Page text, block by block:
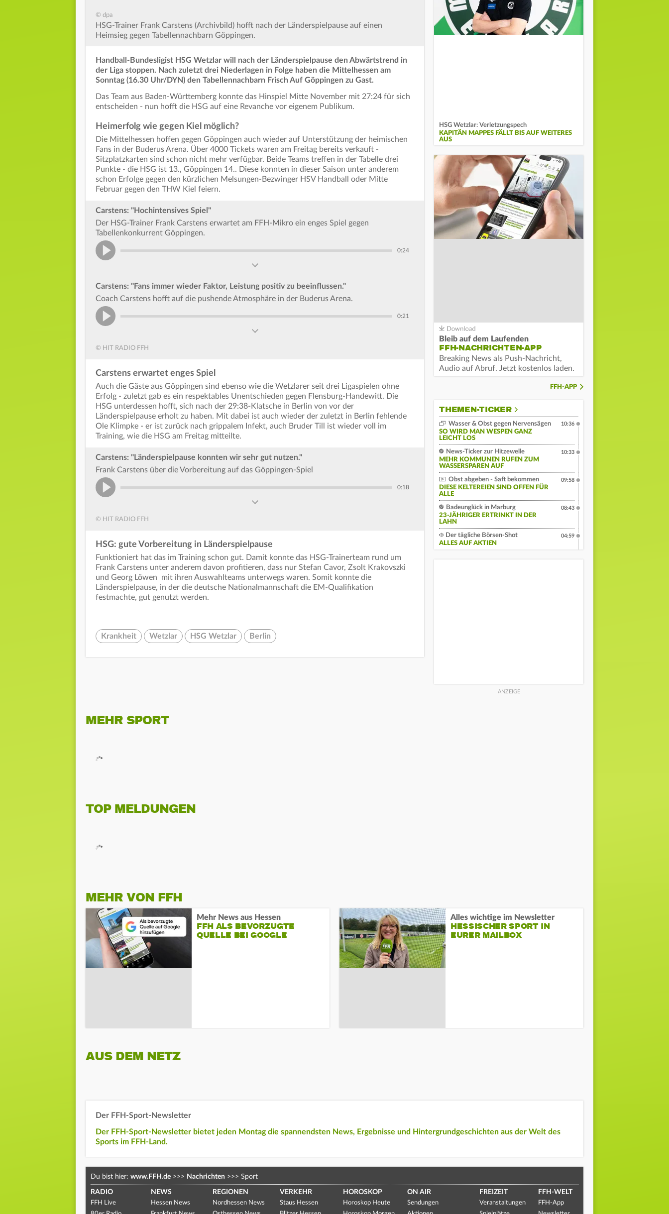
© dpa
HSG-Trainer Frank Carstens (Archivbild) hofft nach der Länderspielpause auf einen
Heimsieg gegen Tabellennachbarn Göppingen.
Handball-Bundesligist HSG Wetzlar will nach der Länderspielpause den Abwärtstrend in
der Liga stoppen. Nach zuletzt drei Niederlagen in Folge haben die Mittelhessen am
Sonntag (16.30 Uhr/DYN) den Tabellennachbarn Frisch Auf Göppingen zu Gast.
Das Team aus Baden-Württemberg konnte das Hinspiel Mitte November mit 27:24 für sich
entscheiden - nun hofft die HSG auf eine Revanche vor eigenem Publikum.
Heimerfolg wie gegen Kiel möglich?
Die Mittelhessen hoffen gegen Göppingen auch wieder auf Unterstützung der heimischen
Fans in der Buderus Arena. Über 4000 Tickets waren am Freitag bereits verkauft -
Sitzplatzkarten sind schon nicht mehr verfügbar. Beide Teams treffen in der Tabelle drei
Punkte - die HSG ist 13., Göppingen 14.. Diese konnten in dieser Saison unter anderem
schon Erfolge gegen den kürzlichen Melsungen-Bezwinger HSV Handball oder Mitte
Februar gegen den THW Kiel feiern.
Carstens: "Hochintensives Spiel"
Der HSG-Trainer Frank Carstens erwartet am FFH-Mikro ein enges Spiel gegen
Tabellenkonkurrent Göppingen.
0:24
Carstens: "Fans immer wieder Faktor, Leistung positiv zu beeinflussen."
Coach Carstens hofft auf die pushende Atmosphäre in der Buderus Arena.
0:21
© HIT RADIO FFH
Carstens erwartet enges Spiel
Auch die Gäste aus Göppingen sind ebenso wie die Wetzlarer seit drei Ligaspielen ohne
Erfolg - zuletzt gab es ein respektables Unentschieden gegen Flensburg-Handewitt. Die
HSG unterdessen hofft, sich nach der 29:38-Klatsche in Berlin von vor der
Länderspielpause erholt zu haben. Mit dabei ist auch wieder der zuletzt in Berlin fehlende
Ole Klimpke - er ist zurück nach grippalem Infekt, auch Bruder Till ist wieder voll im
Training, wie die HSG am Freitag mitteilte.
Carstens: "Länderspielpause konnten wir sehr gut nutzen."
Frank Carstens über die Vorbereitung auf das Göppingen-Spiel
0:18
© HIT RADIO FFH
HSG: gute Vorbereitung in Länderspielpause
Funktioniert hat das im Training schon gut. Damit konnte das HSG-Trainerteam rund um
Frank Carstens unter anderem davon profitieren, dass nur Stefan Cavor, Zsolt Krakovszki
und Georg Löwen mit ihren Auswahlteams unterwegs waren. Somit konnte die
Länderspielpause, in der die deutsche Nationalmannschaft die EM-Qualifikation
festmachte, gut genutzt werden.
Krankheit Wetzlar HSG Wetzlar Berlin
HSG Wetzlar: Verletzungspech
KAPITÄN MAPPES FÄLLT BIS AUF WEITERES
AUS
Bleib auf dem Laufenden
FFH-NACHRICHTEN-APP
Breaking News als Push-Nachricht,
Audio auf Abruf. Jetzt kostenlos laden.
FFH-APP
THEMEN-TICKER
Wasser & Obst gegen Nervensägen
SO WIRD MAN WESPEN GANZ
LEICHT LOS
10:36
News-Ticker zur Hitzewelle
MEHR KOMMUNEN RUFEN ZUM
WASSERSPAREN AUF
10:33
Obst abgeben - Saft bekommen
DIESE KELTEREIEN SIND OFFEN FÜR
ALLE
09:58
Badeunglück in Marburg
23-JÄHRIGER ERTRINKT IN DER
LAHN
08:43
Der tägliche Börsen-Shot
ALLES AUF AKTIEN
04:59
MEHR SPORT
TOP MELDUNGEN
MEHR VON FFH
Mehr News aus Hessen
FFH ALS BEVORZUGTE
QUELLE BEI GOOGLE
Alles wichtige im Newsletter
HESSISCHER SPORT IN
EURER MAILBOX
AUS DEM NETZ
Der FFH-Sport-Newsletter
Der FFH-Sport-Newsletter bietet jeden Montag die spannendsten News, Ergebnisse und Hintergrundgeschichten aus der Welt des
Sports im FFH-Land.
Du bist hier: www.FFH.de >>> Nachrichten >>> Sport
RADIO
FFH Live
NEWS
Hessen News
REGIONEN
Nordhessen News
VERKEHR
Staus Hessen
HOROSKOP
Horoskop Heute
ON AIR
Sendungen
FREIZEIT
Veranstaltungen
FFH-WELT
FFH-App